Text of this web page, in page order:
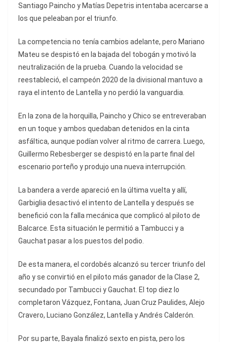
Santiago Paincho y Matías Depetris intentaba acercarse a
los que peleaban por el triunfo.
La competencia no tenía cambios adelante, pero Mariano
Mateu se despistó en la bajada del tobogán y motivó la
neutralización de la prueba. Cuando la velocidad se
reestableció, el campeón 2020 de la divisional mantuvo a
raya el intento de Lantella y no perdió la vanguardia.
En la zona de la horquilla, Paincho y Chico se entreveraban
en un toque y ambos quedaban detenidos en la cinta
asfáltica, aunque podían volver al ritmo de carrera. Luego,
Guillermo Rebesberger se despistó en la parte final del
escenario porteño y produjo una nueva interrupción.
La bandera a verde apareció en la última vuelta y allí,
Garbiglia desactivó el intento de Lantella y después se
benefició con la falla mecánica que complicó al piloto de
Balcarce. Esta situación le permitió a Tambucci y a
Gauchat pasar a los puestos del podio.
De esta manera, el cordobés alcanzó su tercer triunfo del
año y se convirtió en el piloto más ganador de la Clase 2,
secundado por Tambucci y Gauchat. El top diez lo
completaron Vázquez, Fontana, Juan Cruz Paulides, Alejo
Cravero, Luciano González, Lantella y Andrés Calderón.
Por su parte, Bayala finalizó sexto en pista, pero los